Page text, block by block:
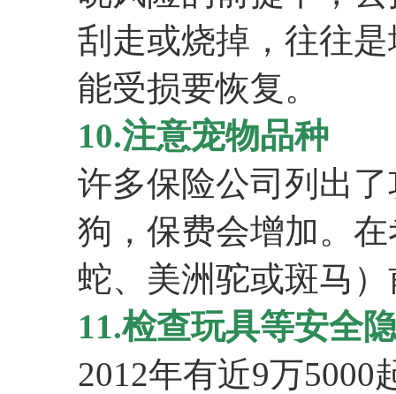
刮走或烧掉，往往
能受损要恢复。
10.注意宠物品种
许多保险公司列出
狗，保费会增加。
蛇、美洲驼或斑马
11.检查玩具等安全
2012年有近9万5000